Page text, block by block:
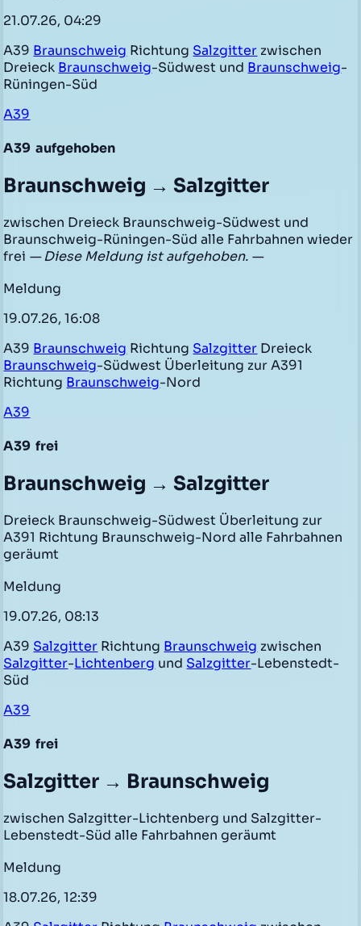
21.07.26, 04:29
A39 Braunschweig Richtung Salzgitter zwischen
Dreieck Braunschweig-Südwest und Braunschweig-
Rüningen-Süd
A39
A39 aufgehoben
Braunschweig → Salzgitter
zwischen Dreieck Braunschweig-Südwest und
Braunschweig-Rüningen-Süd alle Fahrbahnen wieder
frei — Diese Meldung ist aufgehoben. —
Meldung
19.07.26, 16:08
A39 Braunschweig Richtung Salzgitter Dreieck
Braunschweig-Südwest Überleitung zur A391
Richtung Braunschweig-Nord
A39
A39 frei
Braunschweig → Salzgitter
Dreieck Braunschweig-Südwest Überleitung zur
A391 Richtung Braunschweig-Nord alle Fahrbahnen
geräumt
Meldung
19.07.26, 08:13
A39 Salzgitter Richtung Braunschweig zwischen
Salzgitter-Lichtenberg und Salzgitter-Lebenstedt-
Süd
A39
A39 frei
Salzgitter → Braunschweig
zwischen Salzgitter-Lichtenberg und Salzgitter-
Lebenstedt-Süd alle Fahrbahnen geräumt
Meldung
18.07.26, 12:39